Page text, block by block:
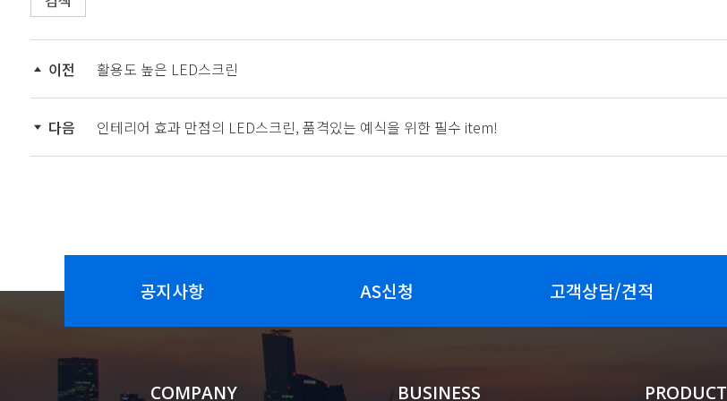
이전 활용도 높은 LED스크린
다음 인테리어 효과 만점의 LED스크린, 품격있는 예식을 위한 필수 item!
공지사항 AS신청 고객상담/견적
COMPANY BUSINESS PRODUCT